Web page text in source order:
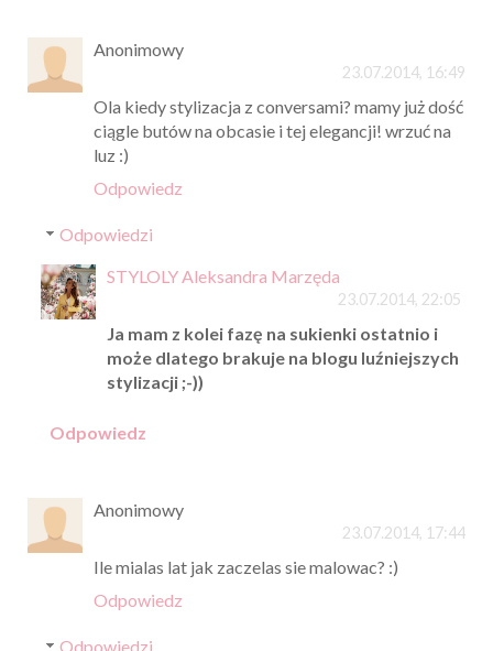
Anonimowy
23.07.2014, 16:49
Ola kiedy stylizacja z conversami? mamy już dość
ciągle butów na obcasie i tej elegancji! wrzuć na
luz :)
Odpowiedz
Odpowiedzi
STYLOLY Aleksandra Marzęda
23.07.2014, 22:05
Ja mam z kolei fazę na sukienki ostatnio i
może dlatego brakuje na blogu luźniejszych
stylizacji ;-))
Odpowiedz
Anonimowy
23.07.2014, 17:44
Ile mialas lat jak zaczelas sie malowac? :)
Odpowiedz
Odpowiedzi